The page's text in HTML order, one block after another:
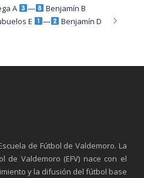
A —
Benjamín B
E
— Benjamín D
de Fútbol de Valdemoro. La
de Valdemoro (EFV) nace con el
y la difusión del fútbol base